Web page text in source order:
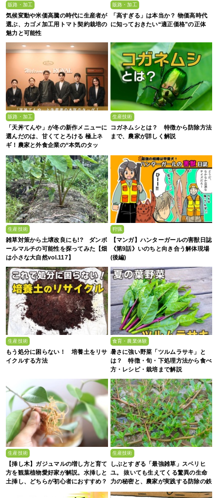
販路・加工
気候変動や米価高騰の時代に生産者が
選ぶ、カゴメ加工用トマト契約栽培の
魅力と可能性
販路・加工
「高すぎる」は本当か？ 物価高時代
に知っておきたい“適正価格”の正体
販路・加工
「天丼てんや」が冬の新作メニューに
選んだのは、甘くてとろける 極上ネ
ギ！農家と外食企業の“本気のタッ
生産技術
コガネムシとは？ 特徴から防除方法
まで、農家が詳しく解説
生産技術
雑草対策から土壌改良にも!? ダンボ
ールマルチの可能性を探ってみた【畑
は小さな大自然vol.117】
狩猟
【マンガ】ハンターガールの害獣日誌
《第9話》いのちと向き合う解体現場
(後編)
生産技術
もう処分に困らない！ 培養土をリサ
イクルする方法
食育・農業体験
暑さに強い野菜「ツルムラサキ」と
は？ 特徴・旬・下処理方法から食べ
方・レシピ・栽培まで解説
生産技術
【挿し木】ガジュマルの増し方と育て
方を観葉植物愛好家が解説。水挿しと
土挿し、どちらが初心者におすすめ？
生産技術
しぶとすぎる「最強雑草」スベリヒ
ユ。 抜いても生えてくる驚異の生命
力の秘密と、農家が実践する防除の鉄